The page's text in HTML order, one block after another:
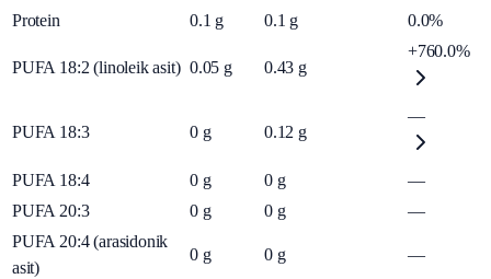
Protein 0.1 g 0.1 g 0.0%
PUFA 18:2 (linoleik asit) 0.05 g 0.43 g
+760.0%
PUFA 18:3 0 g 0.12 g
—
PUFA 18:4 0 g 0 g
—
PUFA 20:3
0 g 0 g
—
PUFA 20:4 (arasidonik
asit)
0 g 0 g —